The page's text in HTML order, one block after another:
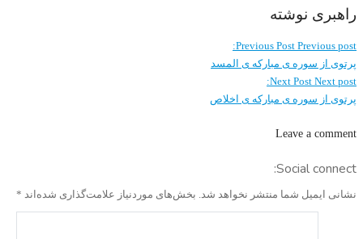
راهبری نوشته
Previous Post Previous post:
پرتوی از سوره ی مبارکه ی المسد
Next Post Next post:
پرتوی از سوره ی مبارکه ی اخلاص
Leave a comment
Social connect:
نشانی ایمیل شما منتشر نخواهد شد. بخش‌های موردنیاز علامت‌گذاری شده‌اند *